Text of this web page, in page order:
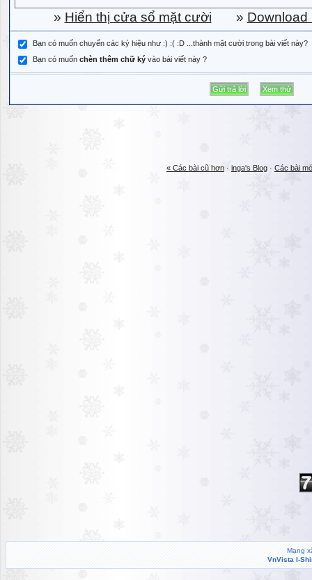
» Hiển thị cửa sổ mặt cười » Download
Bạn có muốn chuyển các ký hiệu như :) :( :D ...thành mặt cười trong bài viết này?
Bạn có muốn chèn thêm chữ ký vào bài viết này ?
« Các bài cũ hơn · inga's Blog · Các bài
Mạng
VnVista I-